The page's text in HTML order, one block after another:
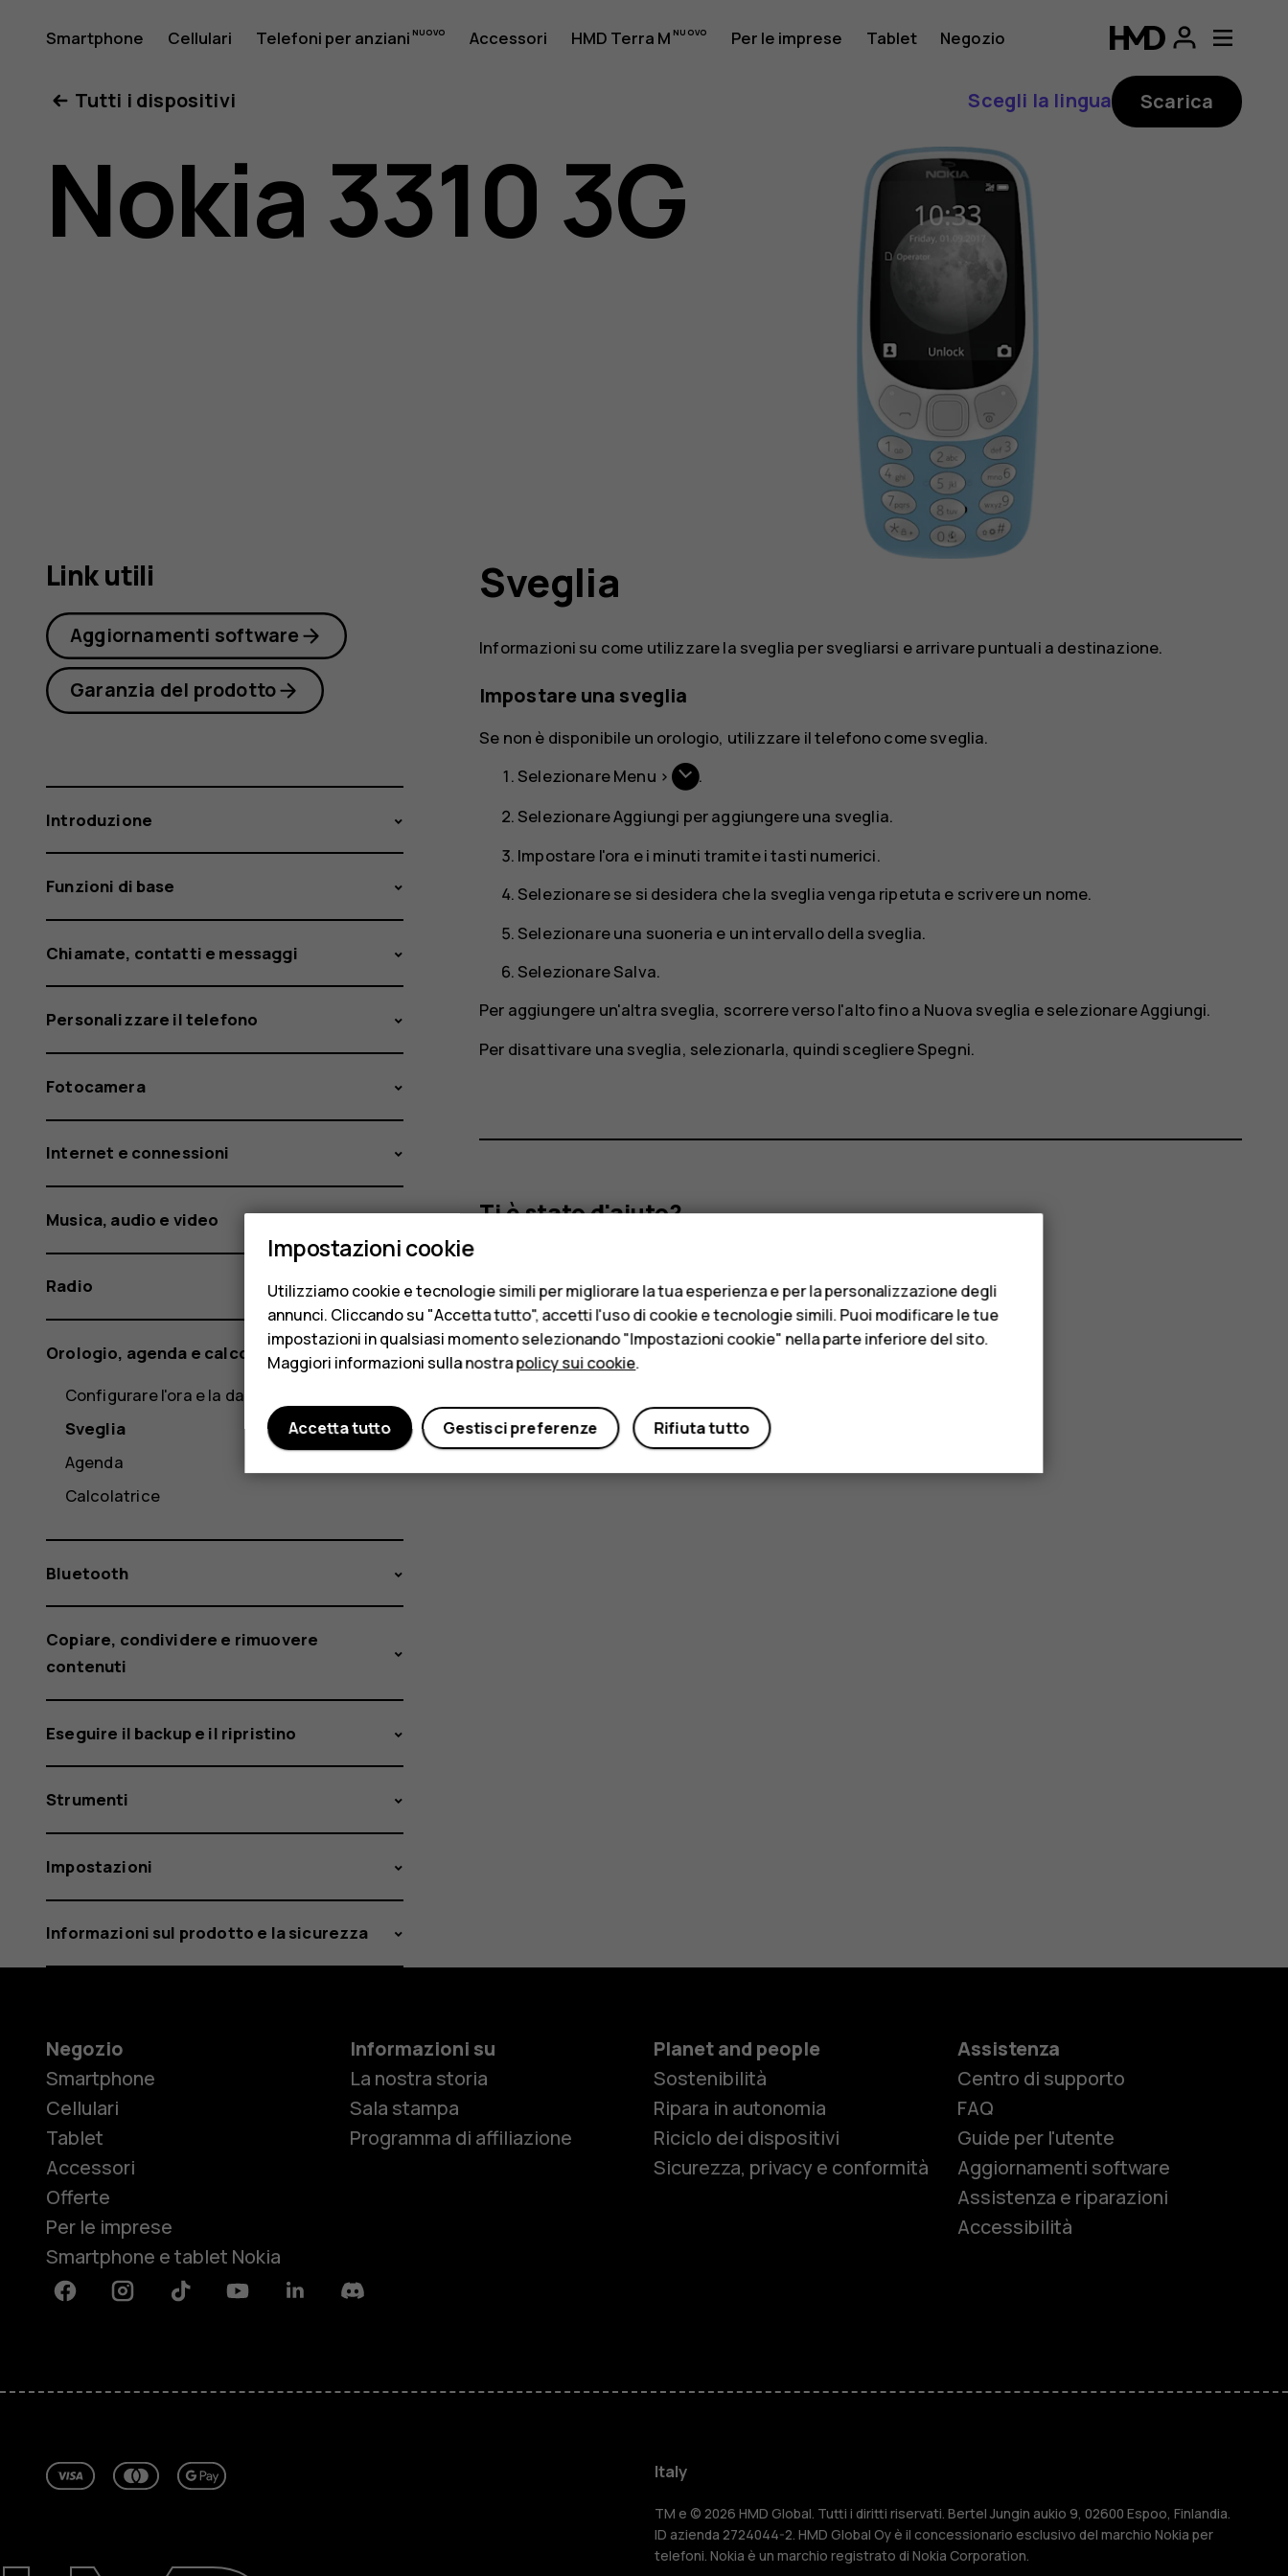
Manuale
d'uso
del
3G
Smartphone Cellulari Telefoni per anziani Accessori HMD Terra M Per le imprese Tablet Negozio
Smartphone
Cellulari
HMD Terra M
Per le imprese
Tablet
Informazioni su
Tutti i dispositivi Scegli la lingua Scarica
Nokia 3310 3G
Sveglia
Informazioni su come utilizzare la sveglia per svegliarsi e arrivare puntuali a destinazione.
Impostare una sveglia
Se non è disponibile un orologio, utilizzare il telefono come sveglia.
SelezionareMenu >
.
SelezionareAggiungi per aggiungere una sveglia.
Impostare l'ora e i minuti tramite i tasti numerici.
Selezionare se si desidera che la sveglia venga ripetuta e scrivere un nome.
Selezionare una suoneria e un intervallo della sveglia.
SelezionareSalva.
Per aggiungere un'altra sveglia, scorrere verso l'alto fino a Nuova sveglia e selezionareAggiungi.
Per disattivare una sveglia, selezionarla, quindi scegliereSpegni.
Ti è stato d'aiuto?
Link utili
Aggiornamenti software
Garanzia del prodotto
Introduzione
Funzioni di base
Chiamate, contatti e messaggi
Personalizzare il telefono
Fotocamera
Internet e connessioni
Musica, audio e video
Radio
Orologio, agenda e calcolatrice
Configurare l'ora e la data manualmente
Sveglia
Agenda
Calcolatrice
Bluetooth
Copiare, condividere e rimuovere
contenuti
Eseguire il backup e il ripristino
Strumenti
Impostazioni
Informazioni sul prodotto e la sicurezza
Negozio
Smartphone
Cellulari
Tablet
Accessori
Offerte
Per le imprese
Smartphone e tablet Nokia
Informazioni su
La nostra storia
Sala stampa
Programma di affiliazione
Planet and people
Sostenibilità
Ripara in autonomia
Riciclo dei dispositivi
Sicurezza, privacy e conformità
Assistenza
Centro di supporto
FAQ
Guide per l'utente
Aggiornamenti software
Assistenza e riparazioni
Accessibilità
FacebookInstagramTiktok YoutubeLinkedinDiscord
Italy
TM e © 2026 HMD Global. Tutti i diritti riservati. Bertel Jungin aukio 9, 02600 Espoo, Finlandia.
ID azienda 2724044-2. HMD Global Oy è il concessionario esclusivo del marchio Nokia per
telefoni. Nokia è un marchio registrato di Nokia Corporation.
Impostazioni cookie
Utilizziamo cookie e tecnologie simili per migliorare la tua esperienza e per la personalizzazione degli
annunci. Cliccando su "Accetta tutto", accetti l'uso di cookie e tecnologie simili. Puoi modificare le tue
impostazioni in qualsiasi momento selezionando "Impostazioni cookie" nella parte inferiore del sito.
Maggiori informazioni sulla nostrapolicy sui cookie.
Rifiuta tutto
Gestisci preferenze
Accetta tutto